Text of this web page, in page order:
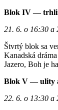
Blok IV —
21. 6. o 16:30 a
Štvrtý blok sa
Kanadská
Jazero, Boh je
Blok V — ulity
22. 6. o 13:30 a